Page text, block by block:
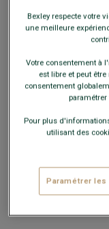
Quelle est ma
Voir la
Livré en 24h
(commandez avant
30 jours pour
Bexley respecte votre
une meilleure
Votre consentement à
est libre et peut
consentement
Pour plus
utilisant des
Paramétrer les